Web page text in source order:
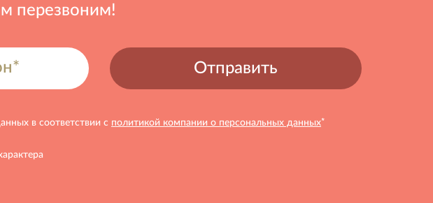
перезвоним!
в соответствии с политикой компании о персональных данных*